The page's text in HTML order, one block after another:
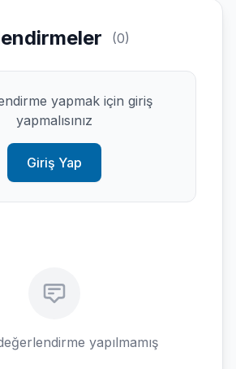
(0)
yapmak için giriş
yapmalısınız
Giriş Yap
yapılmamış